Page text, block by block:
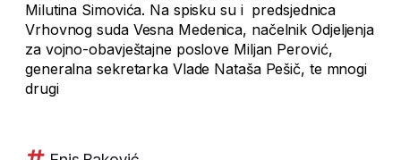
Milutina Simovića. Na spisku su i predsjednica
Vrhovnog suda Vesna Medenica, načelnik Odjeljenja
za vojno-obavještajne poslove Miljan Perović,
generalna sekretarka Vlade Nataša Pešič, te mnogi
drugi